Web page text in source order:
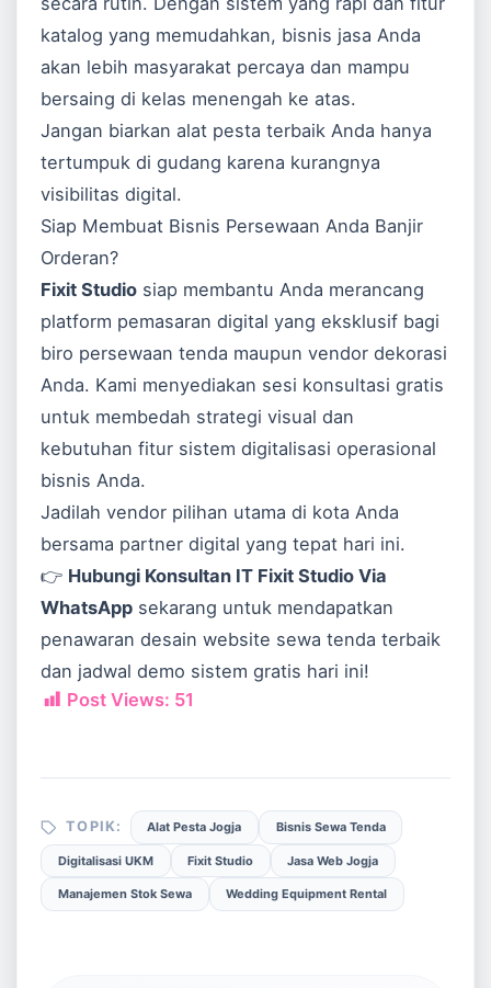
katalog yang memudahkan, bisnis jasa Anda
akan lebih masyarakat percaya dan mampu
bersaing di kelas menengah ke atas.
Jangan biarkan alat pesta terbaik Anda hanya
tertumpuk di gudang karena kurangnya
visibilitas digital.
Siap Membuat Bisnis Persewaan Anda Banjir
Orderan?
Fixit Studio siap membantu Anda merancang
platform pemasaran digital yang eksklusif bagi
biro persewaan tenda maupun vendor dekorasi
Anda. Kami menyediakan sesi konsultasi gratis
untuk membedah strategi visual dan
kebutuhan fitur sistem digitalisasi operasional
bisnis Anda.
Jadilah vendor pilihan utama di kota Anda
bersama partner digital yang tepat hari ini.
👉 Hubungi Konsultan IT Fixit Studio Via
WhatsApp sekarang untuk mendapatkan
penawaran desain website sewa tenda terbaik
dan jadwal demo sistem gratis hari ini!
Post Views: 51
TOPIK: Alat Pesta Jogja Bisnis Sewa Tenda
Digitalisasi UKM Fixit Studio Jasa Web Jogja
Manajemen Stok Sewa Wedding Equipment Rental